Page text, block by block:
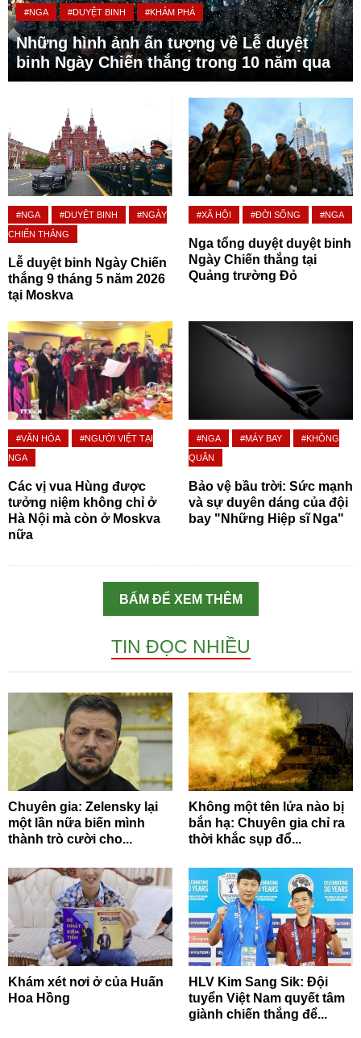
#NGA #DUYỆT BINH #KHÁM PHÁ
Những hình ảnh ấn tượng về Lễ duyệt
binh Ngày Chiến thắng trong 10 năm qua
#NGA #DUYỆT BINH
#NGÀY
CHIẾN THẮNG
Lễ duyệt binh Ngày Chiến
thắng 9 tháng 5 năm 2026
tại Moskva
#XÃ HỘI #ĐỜI SỐNG #NGA
Nga tổng duyệt duyệt binh
Ngày Chiến thắng tại
Quảng trường Đỏ
#VĂN HÓA
#NGƯỜI VIỆT TẠI
NGA
Các vị vua Hùng được
tưởng niệm không chỉ ở
Hà Nội mà còn ở Moskva
nữa
#NGA #MÁY BAY
#KHÔNG
QUÂN
Bảo vệ bầu trời: Sức mạnh
và sự duyên dáng của đội
bay "Những Hiệp sĩ Nga"
BẤM ĐỂ XEM THÊM
TIN ĐỌC NHIỀU
Chuyên gia: Zelensky lại
một lần nữa biến mình
thành trò cười cho...
Không một tên lửa nào bị
bắn hạ: Chuyên gia chỉ ra
thời khắc sụp đổ...
Khám xét nơi ở của Huấn
Hoa Hồng
HLV Kim Sang Sik: Đội
tuyển Việt Nam quyết tâm
giành chiến thắng để...